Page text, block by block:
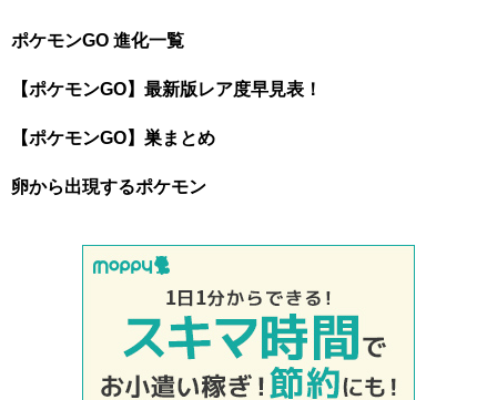
ポケモンGO 進化一覧
【ポケモンGO】最新版レア度早見表！
【ポケモンGO】巣まとめ
卵から出現するポケモン